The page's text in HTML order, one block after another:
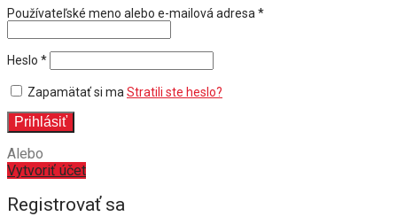
Používateľské meno alebo e-mailová adresa *Povinné
Heslo *Povinné
Zapamätať si ma Stratili ste heslo?
Prihlásiť
Alebo
Vytvoriť účet
Registrovať sa